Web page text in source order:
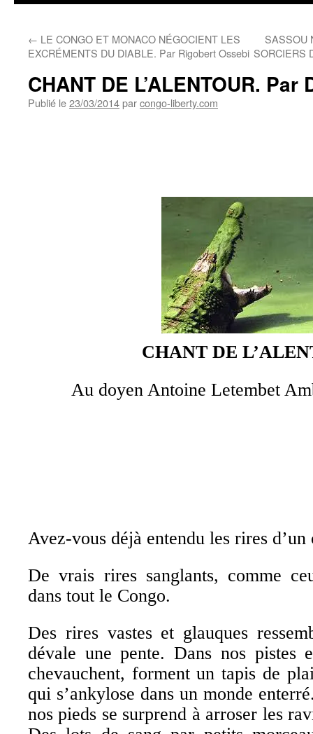
← LE CONGO ET MONACO NÉGOCIENT LES
EXCRÉMENTS DU DIABLE. Par Rigobert Ossebi
SASSOU
SORCIERS
CHANT DE L’ALENTOUR.
Publié le23/03/2014parcongo-liberty.com
CHANT DE
Au doyen Antoine Letembet
Avez-vous déjà entendu les rires
De vrais rires sanglants, comme
dans tout le Congo.
Des rires vastes et glauques
dévale une pente. Dans nos pistes
chevauchent, forment un tapis de
qui s’ankylose dans un monde
nos pieds se surprend à arroser les